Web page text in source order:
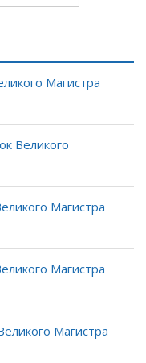
Магистра
Великого
Магистра
Магистра
Магистра